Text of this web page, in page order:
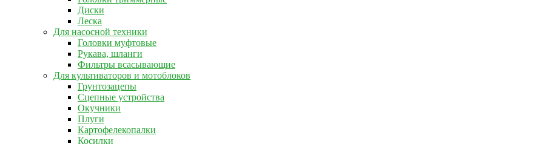
Диски
Леска
Для насосной техники
Головки муфтовые
Рукава, шланги
Фильтры всасывающие
Для культиваторов и мотоблоков
Грунтозацепы
Сцепные устройства
Окучники
Плуги
Картофелекопалки
Косилки